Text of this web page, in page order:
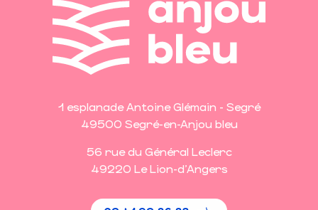
1 esplanade Antoine Glémain - Segré
49500 Segré-en-Anjou bleu
56 rue du Général Leclerc
49220 Le Lion-d'Angers